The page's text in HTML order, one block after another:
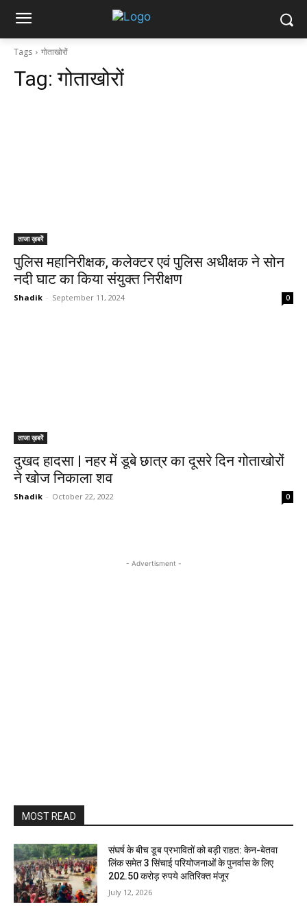
Tags गोताखोरों
Tag:गोताखोरों
ताजा ख़बरें
पुलिस महानिरीक्षक, कलेक्टर एवं पुलिस अधीक्षक ने सोन
नदी घाट का किया संयुक्त निरीक्षण
Shadik - September 11, 2024 0
ताजा ख़बरें
दुखद हादसा | नहर में डूबे छात्र का दूसरे दिन गोताखोरों
ने खोज निकाला शव
Shadik - October 22, 2022 0
- Advertisment -
MOST READ
संघर्ष के बीच डूब प्रभावितों को बड़ी राहत: केन-बेतवा
लिंक समेत 3 सिंचाई परियोजनाओं के पुनर्वास के लिए
202.50 करोड़ रुपये अतिरिक्त मंजूर
July 12, 2026